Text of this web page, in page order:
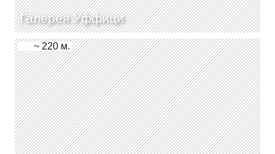
Галерея Уффици
~ 220 м.